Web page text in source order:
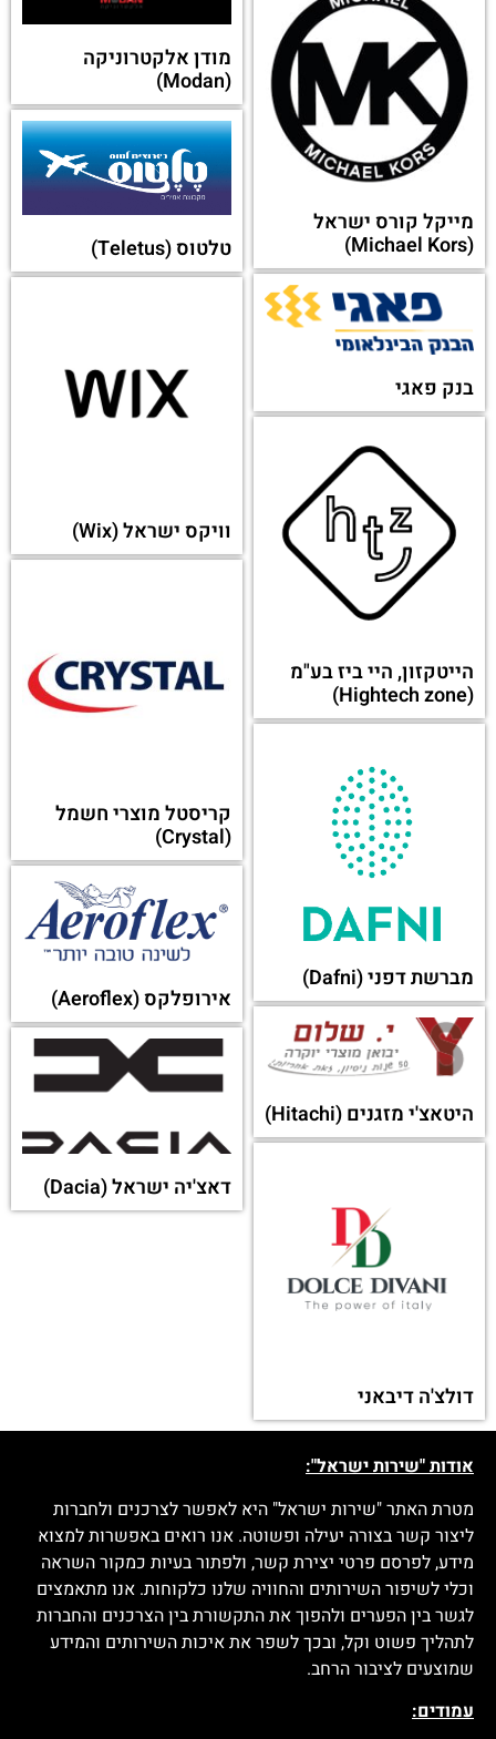
מייקל קורס ישראל
מודן אלקטרוניקה
בנק פאגי
טלטוס (Teletus)
הייטקזון, היי ביז בע"מ
וויקס ישראל (Wix)
מברשת דפני (Dafni)
קריסטל מוצרי חשמל
היטאצ'י מזגנים (Hitachi)
אירופלקס (Aeroflex)
דולצ'ה דיבאני
דאצ'יה ישראל (Dacia)
אודות "שירות ישראל":
מטרת האתר "שירות ישראל" היא לאפשר לצרכנים ולחברות
ליצור קשר בצורה יעילה ופשוטה. אנו רואים באפשרות למצוא
מידע, לפרסם פרטי יצירת קשר, ולפתור בעיות כמקור השראה
וכלי לשיפור השירותים והחוויה שלנו כלקוחות. אנו מתאמצים
לגשר בין הפערים ולהפוך את התקשורת בין הצרכנים והחברות
לתהליך פשוט וקל, ובכך לשפר את איכות השירותים והמידע
שמוצעים לציבור הרחב.
עמודים: